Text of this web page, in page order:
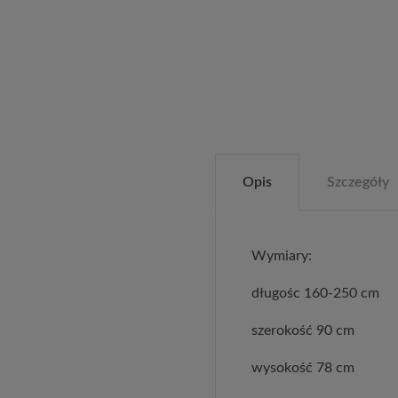
Opis Szczegóły
Wymiary:
długośc 160-250 cm
szerokość 90 cm
wysokość 78 cm